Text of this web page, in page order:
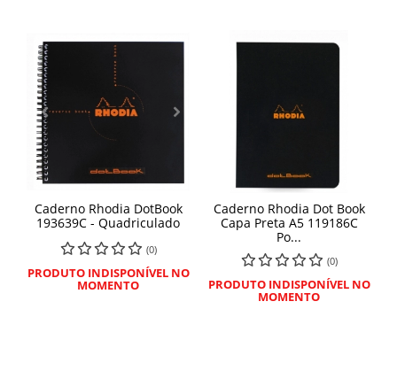
Caderno Rhodia DotBook
193639C - Quadriculado
(0)
PRODUTO INDISPONÍVEL NO
MOMENTO
Caderno Rhodia Dot Book
Capa Preta A5 119186C
Po...
(0)
PRODUTO INDISPONÍVEL NO
MOMENTO